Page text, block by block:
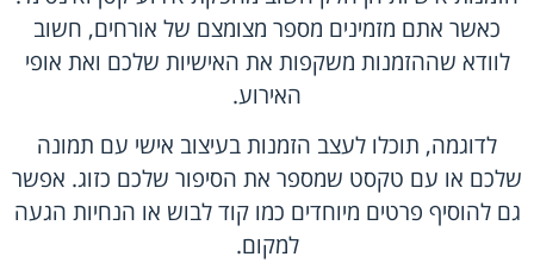
כאשר אתם מזמינים מספר מצומצם של אורחים, חשוב
לוודא שההזמנות משקפות את האישיות שלכם ואת אופי
האירוע.
לדוגמה, תוכלו לעצב הזמנות בעיצוב אישי עם תמונה
שלכם או עם טקסט שמספר את הסיפור שלכם כזוג. אפשר
גם להוסיף פרטים מיוחדים כמו קוד לבוש או הנחיות הגעה
למקום.